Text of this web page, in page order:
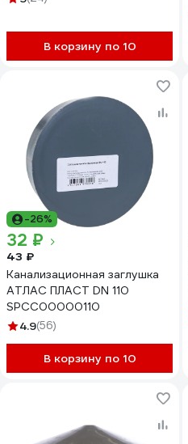
В корзину по 10
-26%
32 ₽
43 ₽
Канализационная заглушка
АТЛАС ПЛАСТ DN 110
SPCC00000110
4.9(56)
В корзину по 10